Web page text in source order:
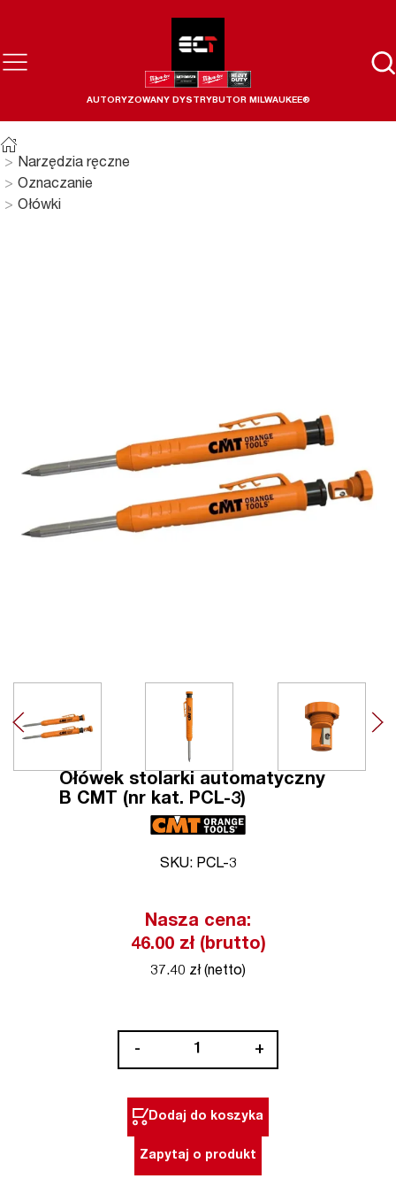
AUTORYZOWANY DYSTRYBUTOR MILWAUKEE®
Narzędzia ręczne
Oznaczanie
Ołówki
Ołówek stolarki automatyczny
B CMT (nr kat. PCL-3)
SKU: PCL-3
Nasza cena:
46.00 zł (brutto)
37.40 zł (netto)
-
automatyczny
CMT
+
Dodaj do koszyka
Zapytaj o produkt